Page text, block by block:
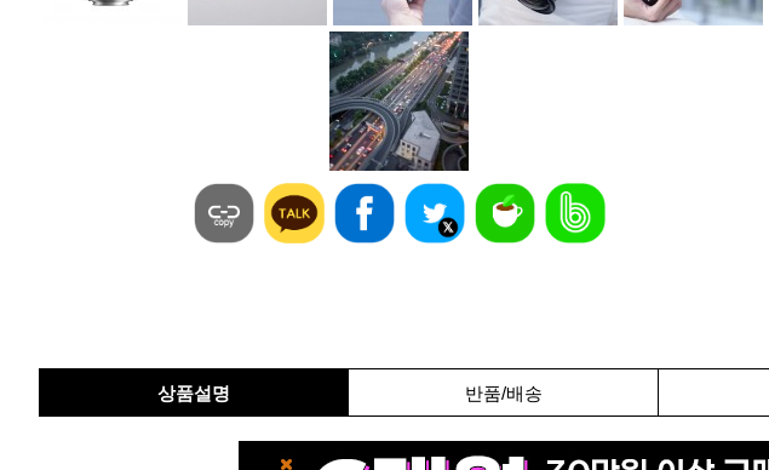
상품설명 반품/배송